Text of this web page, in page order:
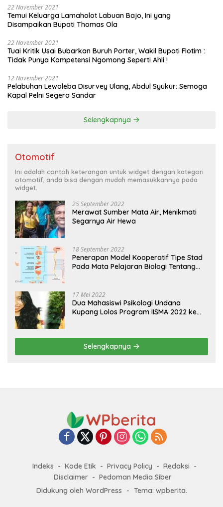
22 November 2021
Temui Keluarga Lamaholot Labuan Bajo, Ini yang
Disampaikan Bupati Thomas Ola
22 November 2021
Tuai Kritik Usai Bubarkan Buruh Porter, Wakil Bupati Flotim :
Tidak Punya Kompetensi Ngomong Seperti Ahli !
12 November 2021
Pelabuhan Lewoleba Disurvey Ulang, Abdul Syukur: Semoga
Kapal Pelni Segera Sandar
Selengkapnya
Otomotif
Ini adalah contoh keterangan untuk widget dengan kategori
otomotif, anda bisa dengan mudah memasukkannya pada
widget.
25 September 2022
Merawat Sumber Mata Air, Menikmati
Segarnya Air Hewa
18 September 2022
Penerapan Model Kooperatif Tipe Stad
Pada Mata Pelajaran Biologi Tentang
17 Mei 2022
Dua Mahasiswi Psikologi Undana
Kupang Lolos Program IISMA 2022 ke
Selengkapnya
Indeks Kode Etik Privacy Policy
Redaksi
Disclaimer
Pedoman Media Siber
Didukung oleh WordPress
- Tema: wpberita.